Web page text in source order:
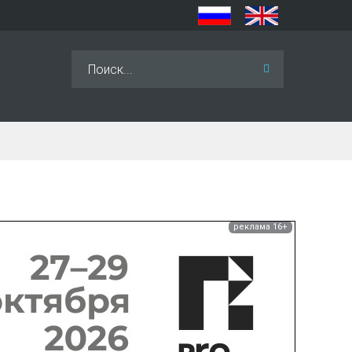
реклама 16+